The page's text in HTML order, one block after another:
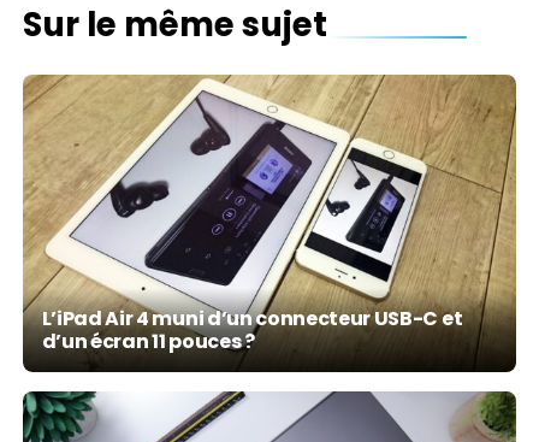
Sur le même sujet
L’iPad Air 4 muni d’un connecteur USB-C et
d’un écran 11 pouces ?